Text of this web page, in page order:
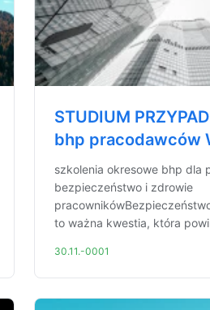
STUDIUM
bhp pracodawców
szkolenia okresowe bhp dla
bezpieczeństwo i zdrowie
to ważna kwestia, która
30.11.-0001